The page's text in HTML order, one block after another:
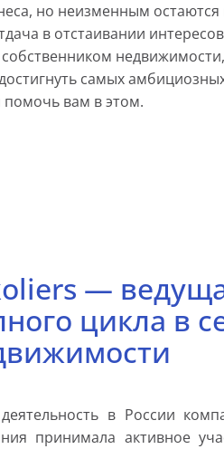
но неизменным
в отстаивании
собственником
самых
вам в этом.
—
цикла в
в России
принимала активное